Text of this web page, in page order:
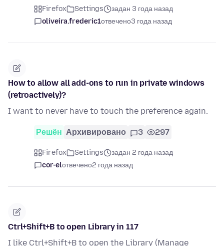
Firefox Settings
задан 3 года назад
oliveira.frederic1отвечено3 года назад
How to allow all add-ons to run in private windows
(retroactively)?
I want to never have to touch the preference again.
Решён Архивировано 3 297
Firefox Settings
задан 2 года назад
cor-elотвечено2 года назад
Ctrl+Shift+B to open Library in 117
I like Ctrl+Shift+B to open the Library (Manage